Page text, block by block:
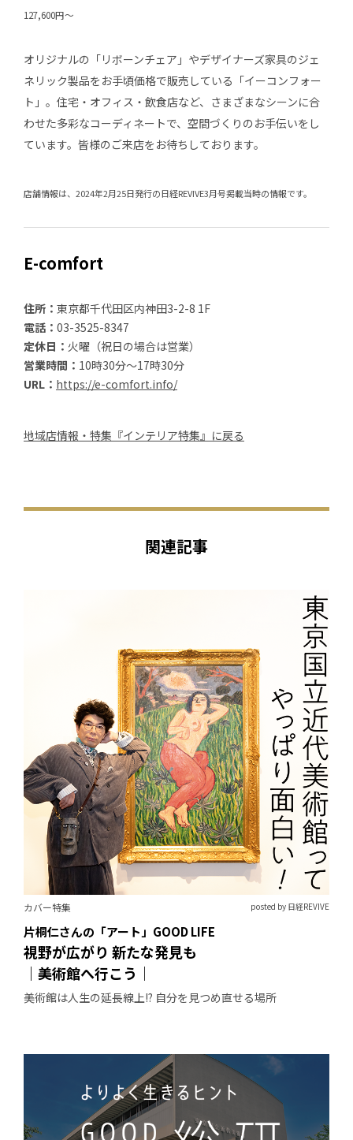
127,600円～
オリジナルの「リボーンチェア」やデザイナーズ家具のジェ
ネリック製品をお手頃価格で販売している「イーコンフォー
ト」。住宅・オフィス・飲食店など、さまざまなシーンに合
わせた多彩なコーディネートで、空間づくりのお手伝いをし
ています。皆様のご来店をお待ちしております。
店舗情報は、2024年2月25日発行の日経REVIVE3月号掲載当時の情報です。
E-comfort
住所： 東京都千代田区内神田3-2-8 1F
電話： 03-3525-8347
定休日： 火曜（祝日の場合は営業）
営業時間： 10時30分～17時30分
URL： https://e-comfort.info/
地域店情報・特集『インテリア特集』に戻る
関連記事
カバー特集 posted by 日経REVIVE
片桐仁さんの「アート」GOOD LIFE
視野が広がり 新たな発見も
｜美術館へ行こう｜
美術館は人生の延長線上!? 自分を見つめ直せる場所